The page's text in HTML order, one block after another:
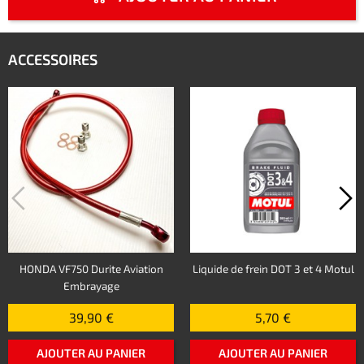
ACCESSOIRES
HONDA VF750 Durite Aviation
Embrayage
39,90 €
AJOUTER AU PANIER
Liquide de frein DOT 3 et 4 Motul
5,70 €
AJOUTER AU PANIER